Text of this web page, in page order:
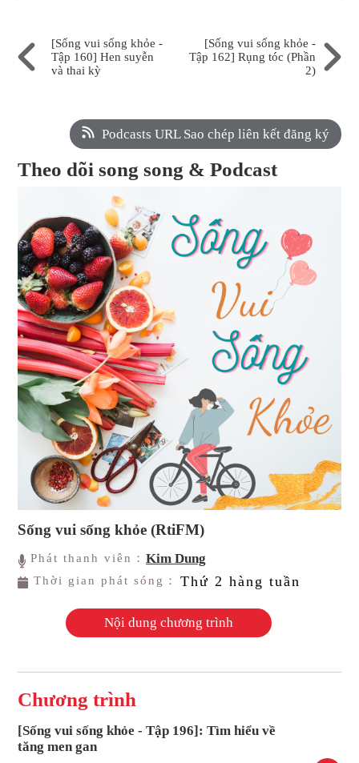
[Sống vui sống khỏe -
Tập 160] Hen suyễn
và thai kỳ
[Sống vui sống khỏe -
Tập 162] Rụng tóc (Phần
2)
Podcasts URL Sao chép liên kết đăng ký
Theo dõi song song & Podcast
Sống vui sống khỏe (RtiFM)
Phát thanh viên：Kim Dung
Thời gian phát sóng： Thứ 2 hàng tuần
Nội dung chương trình
Chương trình
[Sống vui sống khỏe - Tập 196]: Tìm hiểu về
tăng men gan